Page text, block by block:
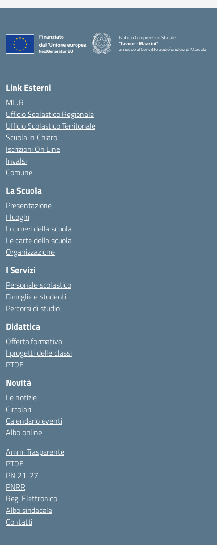
Istituto Comprensivo Statale
"Cavour - Mazzini"
annesso al Convitto audiofonolesi di Marsala
Link Esterni
MIUR
Ufficio Scolastico Regionale
Ufficio Scolastico Territoriale
Scuola in Chiaro
Iscrizioni On Line
Invalsi
Comune
La Scuola
Presentazione
I luoghi
I numeri della scuola
Le carte della scuola
Organizzazione
I Servizi
Personale scolastico
Famiglie e studenti
Percorsi di studio
Didattica
Offerta formativa
I progetti delle classi
PTOF
Novità
Le notizie
Circolari
Calendario eventi
Albo online
Amm. Trasparente
PTOF
PN 21-27
PNRR
Reg. Elettronico
Albo sindacale
Contatti